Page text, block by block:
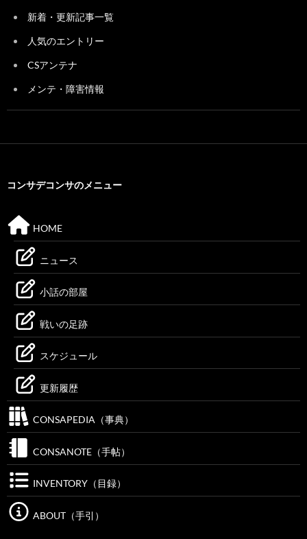
新着・更新記事一覧
人気のエントリー
CSアンテナ
メンテ・障害情報
コンサデコンサのメニュー
HOME
ニュース
小話の部屋
戦いの足跡
スケジュール
更新履歴
CONSAPEDIA（事典）
CONSANOTE（手帖）
INVENTORY（目録）
ABOUT（手引）